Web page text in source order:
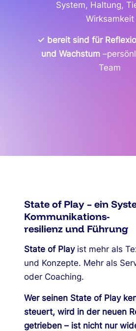
System, Haltung,
Wirksamkeit
✓ bereit sind für
und Wachstum –
Team
State of Play – ein
Kommunikations-
resilienz und Führung
State of Playist mehr als
und Konzepte. Mehr als
oder Coaching.
Wer seinen State of Play
steuert, wird in der neuen
getrieben – ist nicht nur